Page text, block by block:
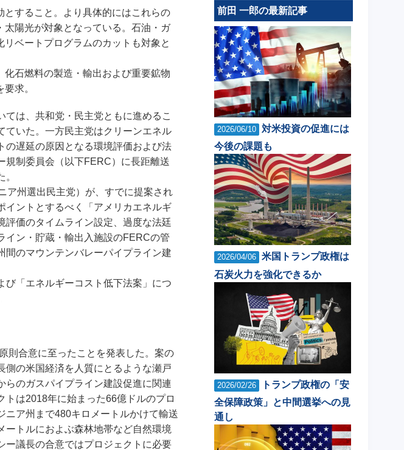
すること。より具体的にはこれらの
陽光が対象となっている。石油・ガ
ベートプログラムのカットも対象と
石燃料の製造・輸出および重要鉱物
求。
は、共和党・民主党ともに進めるこ
ていた。一方民主党はクリーンエネル
の遅延の原因となる環境評価および法
規制委員会（以下FERC）に長距離送
ア州選出民主党）が、すでに提案され
イントとするべく「アメリカエネルギ
評価のタイムライン設定、過度な法廷
イン・貯蔵・輸出入施設のFERCの管
間のマウンテンバレーパイプライン建
「エネルギーコスト低下法案」につ
則合意に至ったことを発表した。案の
側の米国経済を人質にとるような瀬戸
らのガスパイプライン建設促進に関連
トは2018年に始まった66億ドルのプロ
ニア州まで480キロメートルかけて輸送
ートルにおよぶ森林地帯など自然環境
ー議長の合意ではプロジェクトに必要
前田 一郎の最新記事
2026/06/10 対米投資の促進には
今後の課題も
2026/04/06 米国トランプ政権は
石炭火力を強化できるか
2026/02/26
トランプ政権の「安
全保障政策」と中間選挙への見
通し